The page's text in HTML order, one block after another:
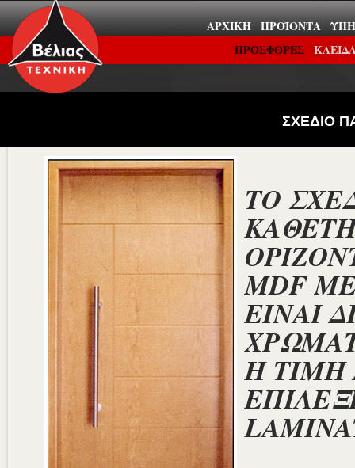
ΑΡΧΙΚΉ ΠΡΟΪΌΝΤΑ
ΠΡΟΣΦΟΡΕΣ
ΣΧΕΔΙΟ
ΤΟ
MDF
ΕΙΝΑΙ
Η